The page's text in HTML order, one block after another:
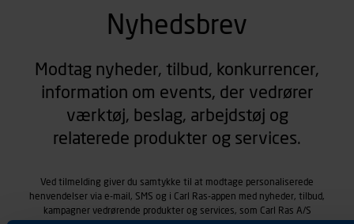
Nyhedsbrev
Modtag nyheder, tilbud, konkurrencer,
information om events, der vedrører
værktøj, beslag, arbejdstøj og
relaterede produkter og services.
Ved tilmelding giver du samtykke til at modtage personaliserede
henvendelser via e-mail, SMS og i Carl Ras-appen med nyheder, tilbud,
kampagner vedrørende produkter og services, som Carl Ras A/S